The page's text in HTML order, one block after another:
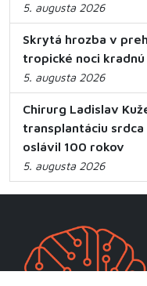
5. augusta 2026
Skrytá hrozba v
tropické noci kradnú
5. augusta 2026
Chirurg Ladislav
transplantáciu
oslávil 100 rokov
5. augusta 2026